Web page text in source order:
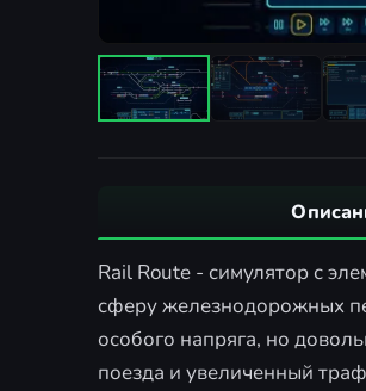
Rail Route - симулятор с
сферу железнодорожных
особого напряга, но
поезда и увеличенный